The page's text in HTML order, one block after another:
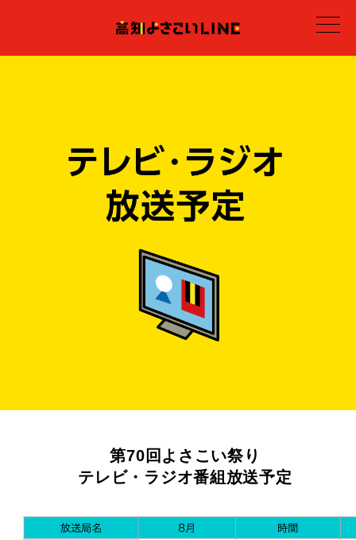
第70回よさこい祭り
テレビ・ラジオ番組放送予定